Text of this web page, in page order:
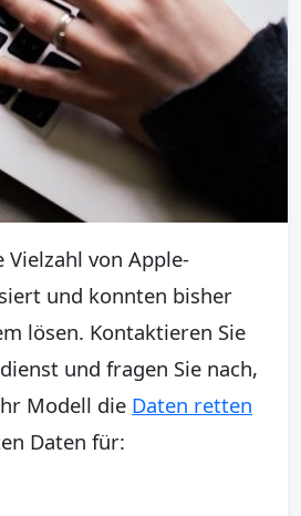
von Apple-
und konnten bisher
lösen. Kontaktieren Sie
und fragen Sie nach,
Modell die Daten retten
Daten für: